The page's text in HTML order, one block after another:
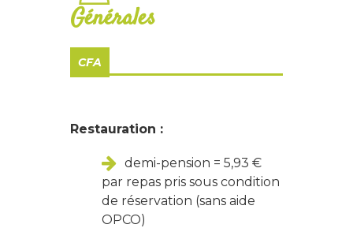
Générales
CFA
Restauration :
demi-pension = 5,93 €
par repas pris sous condition
de réservation (sans aide
OPCO)